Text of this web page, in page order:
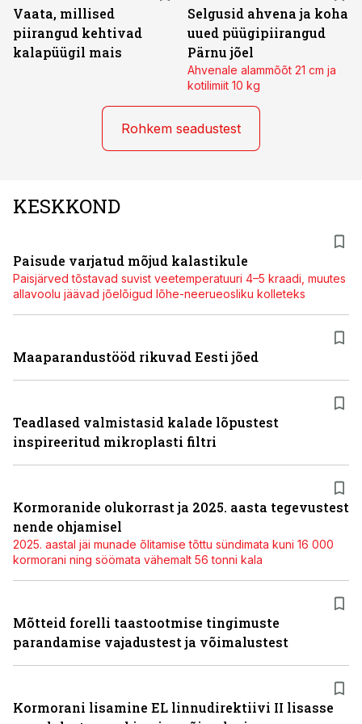
Vaata, millised
piirangud kehtivad
kalapüügil mais
Selgusid ahvena ja koha
uued püügipiirangud
Pärnu jõel
Ahvenale alammõõt 21 cm ja
kotilimiit 10 kg
Rohkem seadustest
KESKKOND
Paisude varjatud mõjud kalastikule
Paisjärved tõstavad suvist veetemperatuuri 4–5 kraadi, muutes
allavoolu jäävad jõelõigud lõhe-neerueosliku kolleteks
Maaparandustööd rikuvad Eesti jõed
Teadlased valmistasid kalade lõpustest
inspireeritud mikroplasti filtri
Kormoranide olukorrast ja 2025. aasta tegevustest
nende ohjamisel
2025. aastal jäi munade õlitamise tõttu sündimata kuni 16 000
kormorani ning söömata vähemalt 56 tonni kala
Mõtteid forelli taastootmise tingimuste
parandamise vajadustest ja võimalustest
Kormorani lisamine EL linnudirektiivi II lisasse